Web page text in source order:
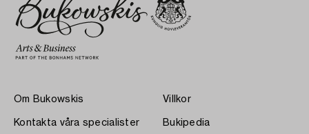
Om Bukowskis
Kontakta våra specialister
Villkor
Bukipedia